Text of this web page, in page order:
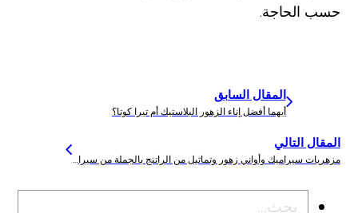
حسب الحاجة.
المقال السابق
أيهما أفضل إناء الزهور البلاستيك أم تيرا كوتا؟
المقال التالي
مزهريات سيراميك وأواني زهور وتماثيل من الراتنج بالجملة من سيراميك SANTAI - المورد الموثوق به
بحث